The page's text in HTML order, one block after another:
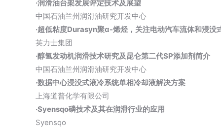
·润滑油台架发展评定技术及展望
中国石油兰州润滑油研究开发中心
·超低粘度Durasyn聚α-烯烃 ，关注电动汽车流体和浸没
英力士集团
·醇氢发动机润滑技术研究及昆仑第二代SP添加剂简介
中国石油兰州润滑油研究开发中心
·数据中心浸没式液冷系统单相冷却液解决方案
上海道普化学有限公司
·Syensqo磷技术及其在润滑行业的应用
Syensqo